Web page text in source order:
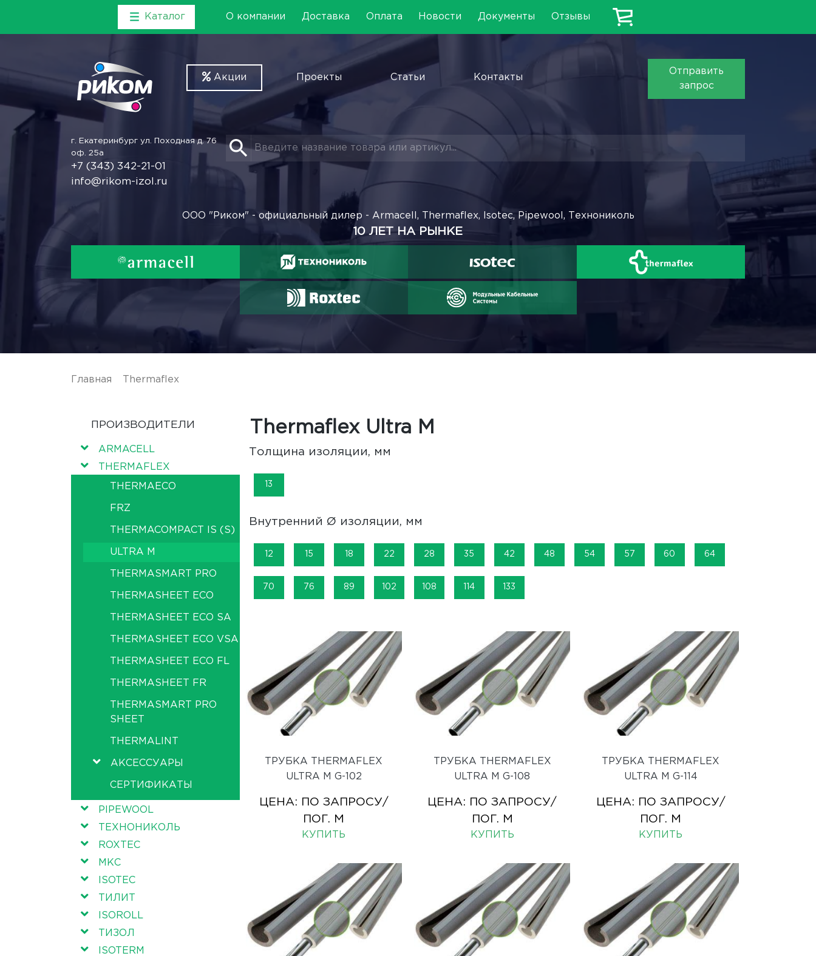
Каталог О компании Доставка Оплата Новости Документы Отзывы
Акции Проекты Статьи Контакты
Отправить
запрос
г. Екатеринбург ул. Походная д. 76
оф. 25а
+7 (343) 342-21-01
info@rikom-izol.ru
ООО "Риком" - официальный дилер - Armacell, Thermaflex, Isotec, Pipewool, Технониколь
10 ЛЕТ НА РЫНКЕ
Главная Thermaflex
ПРОИЗВОДИТЕЛИ
ARMACELL
THERMAFLEX
THERMAECO
FRZ
THERMACOMPACT IS (S)
ULTRA M
THERMASMART PRO
THERMASHEET ECO
THERMASHEET ECO SA
THERMASHEET ECO VSA
THERMASHEET ECO FL
THERMASHEET FR
THERMASMART PRO
SHEET
THERMALINT
АКСЕССУАРЫ
СЕРТИФИКАТЫ
PIPEWOOL
ТЕХНОНИКОЛЬ
ROXTEC
МКС
ISOTEC
ТИЛИТ
ISOROLL
ТИЗОЛ
ISOTERM
Thermaflex Ultra M
Толщина изоляции, мм
13
Внутренний Ø изоляции, мм
12 15 18 22 28 35 42 48 54 57 60 64
70 76 89 102 108 114 133
ТРУБКА THERMAFLEX
ULTRA M G-102
ЦЕНА: ПО ЗАПРОСУ/
ПОГ. М
КУПИТЬ
ТРУБКА THERMAFLEX
ULTRA M G-108
ЦЕНА: ПО ЗАПРОСУ/
ПОГ. М
КУПИТЬ
ТРУБКА THERMAFLEX
ULTRA M G-114
ЦЕНА: ПО ЗАПРОСУ/
ПОГ. М
КУПИТЬ